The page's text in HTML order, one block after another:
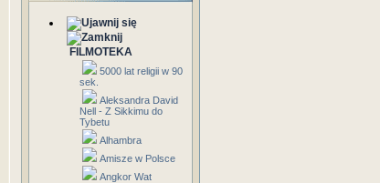
FILMOTEKA
5000 lat religii w 90
sek.
Aleksandra David
Nell - Z Sikkimu do
Tybetu
Alhambra
Amisze w Polsce
Angkor Wat